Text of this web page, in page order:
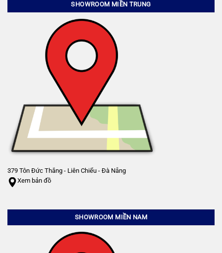
SHOWROOM MIỀN TRUNG
379 Tôn Đức Thắng - Liên Chiểu - Đà Nẵng
Xem bản đồ
SHOWROOM MIỀN NAM